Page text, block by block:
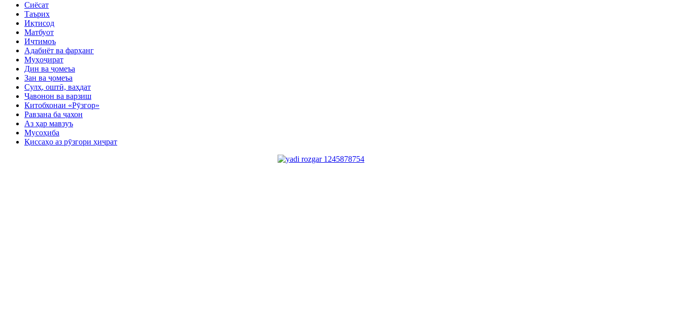
Сиёсат
Таърих
Иқтисод
Матбуот
Иҷтимоъ
Адабиёт ва фарҳанг
Муҳоҷират
Дин ва ҷомеъа
Зан ва ҷомеъа
Сулҳ, оштӣ, ваҳдат
Ҷавонон ва варзиш
Китобхонаи «Рӯзгор»
Равзана ба ҷахон
Аз ҳар мавзуъ
Мусоҳиба
Қиссаҳо аз рӯзгори ҳиҷрат